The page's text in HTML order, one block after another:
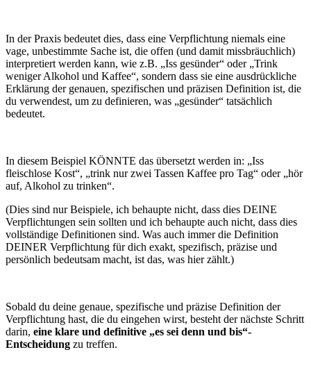
In der Praxis bedeutet dies, dass eine Verpflichtung niemals eine
vage, unbestimmte Sache ist, die offen (und damit missbräuchlich)
interpretiert werden kann, wie z.B. „Iss gesünder“ oder „Trink
weniger Alkohol und Kaffee“, sondern dass sie eine ausdrückliche
Erklärung der genauen, spezifischen und präzisen Definition ist, die
du verwendest, um zu definieren, was „gesünder“ tatsächlich
bedeutet.
In diesem Beispiel KÖNNTE das übersetzt werden in: „Iss
fleischlose Kost“, „trink nur zwei Tassen Kaffee pro Tag“ oder „hör
auf, Alkohol zu trinken“.
(Dies sind nur Beispiele, ich behaupte nicht, dass dies DEINE
Verpflichtungen sein sollten und ich behaupte auch nicht, dass dies
vollständige Definitionen sind. Was auch immer die Definition
DEINER Verpflichtung für dich exakt, spezifisch, präzise und
persönlich bedeutsam macht, ist das, was hier zählt.)
Sobald du deine genaue, spezifische und präzise Definition der
Verpflichtung hast, die du eingehen wirst, besteht der nächste Schritt
darin, eine klare und definitive „es sei denn und bis“-
Entscheidung zu treffen.